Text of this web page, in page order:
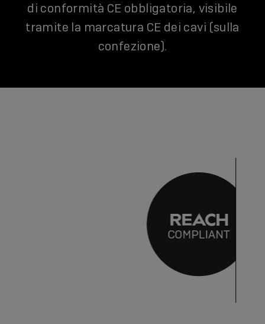
di conformità CE obbligatoria, visibile
tramite la marcatura CE dei cavi (sulla
confezione).